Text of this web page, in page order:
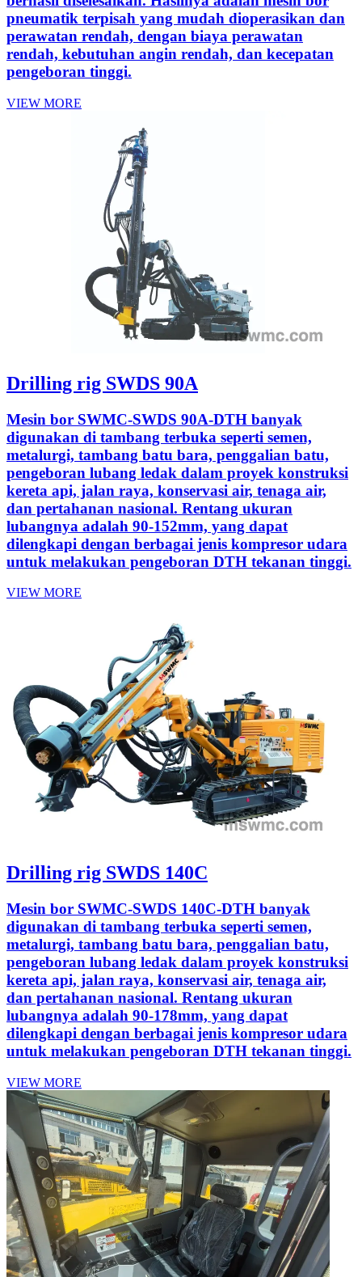
pneumatik terpisah yang mudah dioperasikan dan
perawatan rendah, dengan biaya perawatan
rendah, kebutuhan angin rendah, dan kecepatan
pengeboran tinggi.
VIEW MORE
Drilling rig SWDS 90A
Mesin bor SWMC-SWDS 90A-DTH banyak
digunakan di tambang terbuka seperti semen,
metalurgi, tambang batu bara, penggalian batu,
pengeboran lubang ledak dalam proyek konstruksi
kereta api, jalan raya, konservasi air, tenaga air,
dan pertahanan nasional. Rentang ukuran
lubangnya adalah 90-152mm, yang dapat
dilengkapi dengan berbagai jenis kompresor udara
untuk melakukan pengeboran DTH tekanan tinggi.
VIEW MORE
Drilling rig SWDS 140C
Mesin bor SWMC-SWDS 140C-DTH banyak
digunakan di tambang terbuka seperti semen,
metalurgi, tambang batu bara, penggalian batu,
pengeboran lubang ledak dalam proyek konstruksi
kereta api, jalan raya, konservasi air, tenaga air,
dan pertahanan nasional. Rentang ukuran
lubangnya adalah 90-178mm, yang dapat
dilengkapi dengan berbagai jenis kompresor udara
untuk melakukan pengeboran DTH tekanan tinggi.
VIEW MORE